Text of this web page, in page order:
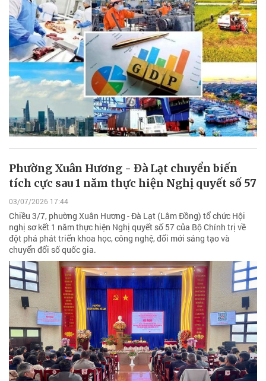
Phường Xuân Hương - Đà Lạt chuyển biến
tích cực sau 1 năm thực hiện Nghị quyết số 57
03/07/2026 17:44
Chiều 3/7, phường Xuân Hương - Đà Lạt (Lâm Đồng) tổ chức Hội
nghị sơ kết 1 năm thực hiện Nghị quyết số 57 của Bộ Chính trị về
đột phá phát triển khoa học, công nghệ, đổi mới sáng tạo và
chuyển đổi số quốc gia.